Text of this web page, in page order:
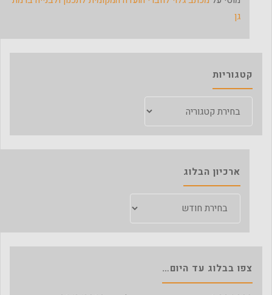
גן
קטגוריות
ארכיון הבלוג
צפו בבלוג עד היום…